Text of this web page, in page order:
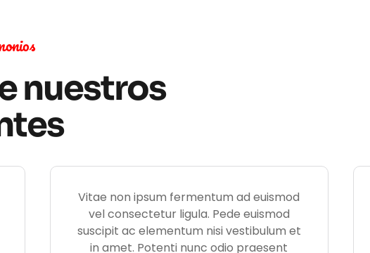
nuestros
Vitae non ipsum fermentum ad euismod
vel consectetur ligula. Pede euismod
suscipit ac elementum nisi vestibulum et
in amet. Potenti nunc odio praesent